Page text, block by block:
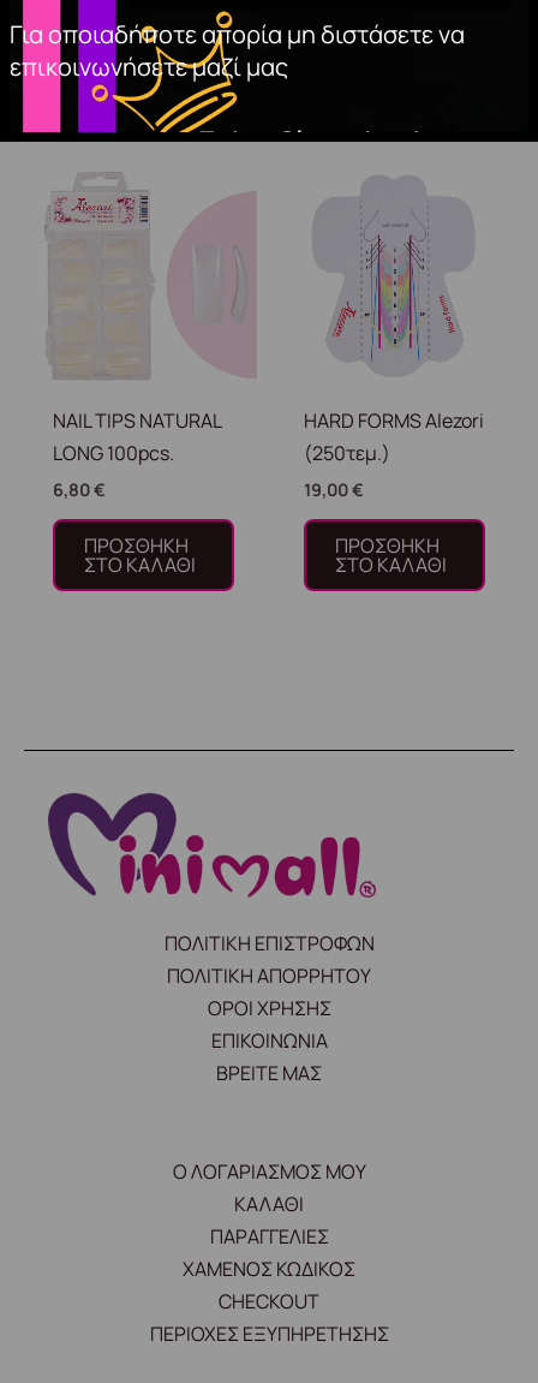
Για οποιαδήποτε απορία μη διστάσετε να
επικοινωνήσετε μαζί μας
ΠΡΟΣΘΉΚΗ
ΣΤΟ ΚΑΛΆΘΙ
ΣΤΟ ΚΑΛΆΘΙ
NAIL TIPS NATURAL
LONG 100pcs.
6,80€
ΠΡΟΣΘΉΚΗ
ΣΤΟ ΚΑΛΆΘΙ
HARD FORMS Alezori
(250τεμ.)
19,00€
ΠΡΟΣΘΉΚΗ
ΣΤΟ ΚΑΛΆΘΙ
ΠΟΛΙΤΙΚΗ ΕΠΙΣΤΡΟΦΩΝ
ΠΟΛΙΤΙΚΗ ΑΠΟΡΡΗΤΟΥ
ΟΡΟΙ ΧΡΗΣΗΣ
ΕΠΙΚΟΙΝΩΝΙΑ
ΒΡΕΙΤΕ ΜΑΣ
Ο ΛΟΓΑΡΙΑΣΜΟΣ ΜΟΥ
ΚΑΛΑΘΙ
ΠΑΡΑΓΓΕΛΙΕΣ
ΧΑΜΕΝΟΣ ΚΩΔΙΚΟΣ
CHECKOUT
ΠΕΡΙΟΧΕΣ ΕΞΥΠΗΡΕΤΗΣΗΣ